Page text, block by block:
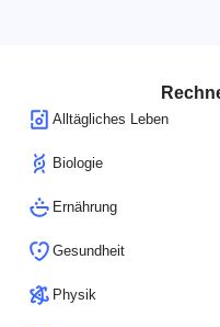
Alltägliches Leben
Biologie
Ernährung
Gesundheit
Physik